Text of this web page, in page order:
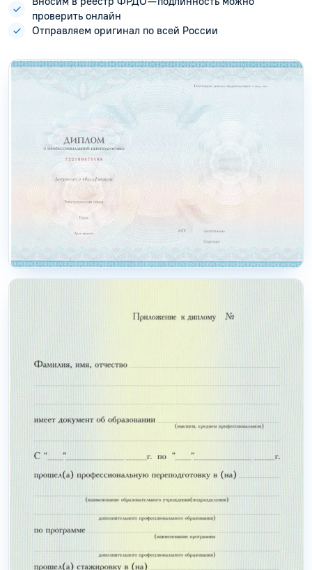
проверить онлайн
Отправляем оригинал по всей России